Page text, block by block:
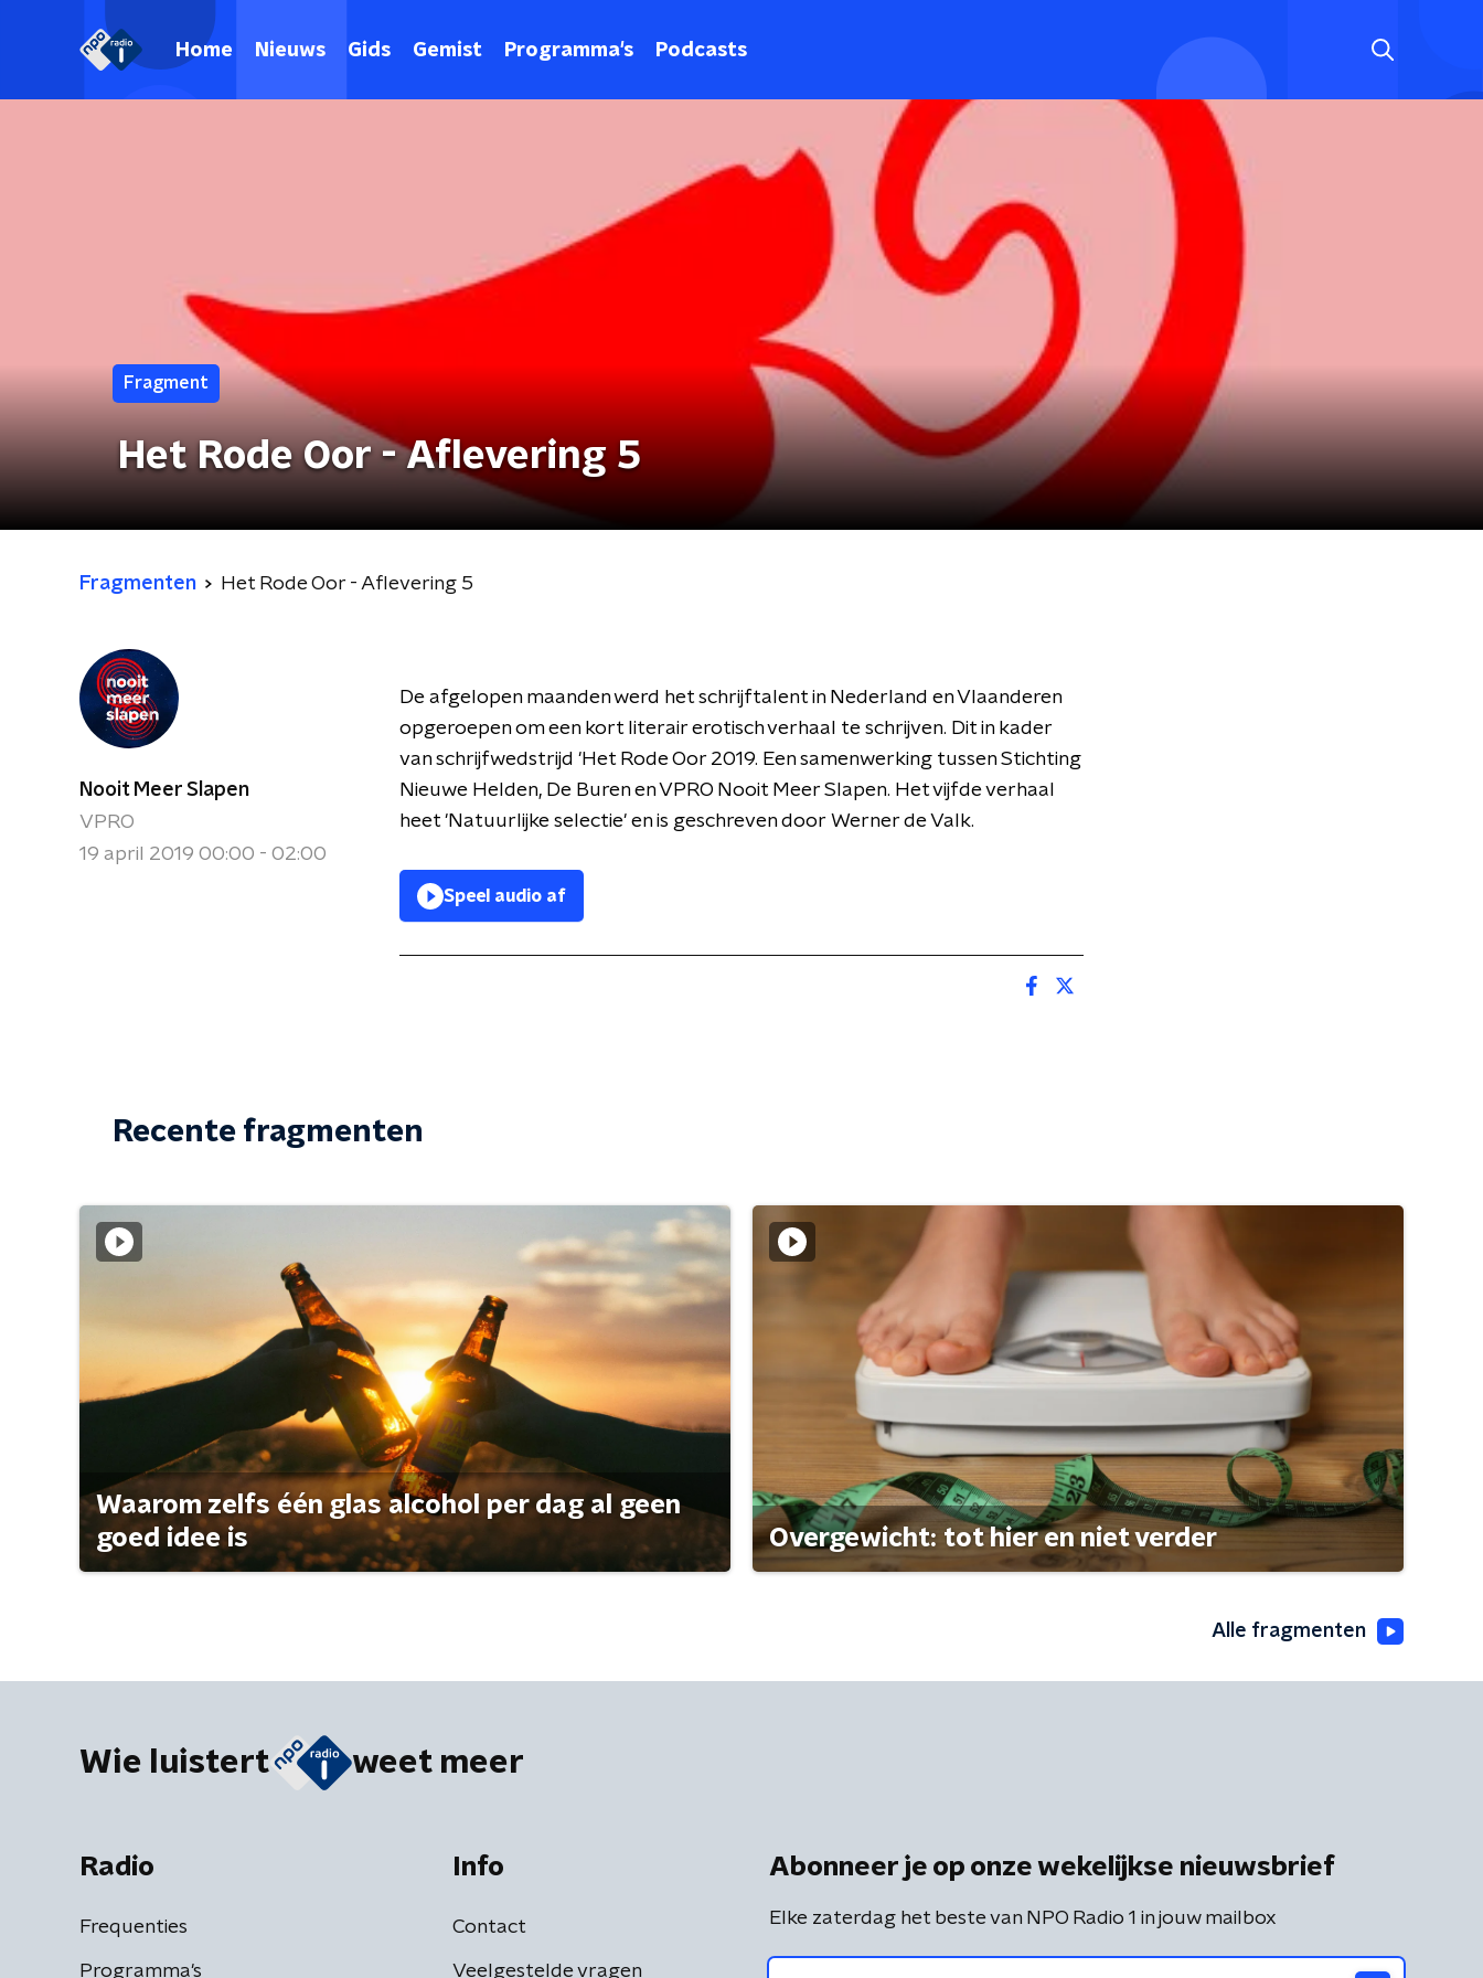
Home Nieuws Gids Gemist Programma's Podcasts
Fragment
Het Rode Oor - Aflevering 5
Fragmenten Het Rode Oor - Aflevering 5
Nooit Meer Slapen
VPRO
19 april 2019 00:00 - 02:00
De afgelopen maanden werd het schrijftalent in Nederland en Vlaanderen
opgeroepen om een kort literair erotisch verhaal te schrijven. Dit in kader
van schrijfwedstrijd 'Het Rode Oor 2019. Een samenwerking tussen Stichting
Nieuwe Helden, De Buren en VPRO Nooit Meer Slapen. Het vijfde verhaal
heet 'Natuurlijke selectie' en is geschreven door Werner de Valk.
Speel audio af
Recente fragmenten
Waarom zelfs één glas alcohol per dag al geen
goed idee is
Overgewicht: tot hier en niet verder
Alle fragmenten
Wie luistert weet meer
Radio
Frequenties
Programma's
Info
Contact
Veelgestelde vragen
Abonneer je op onze wekelijkse nieuwsbrief
Elke zaterdag het beste van NPO Radio 1 in jouw mailbox